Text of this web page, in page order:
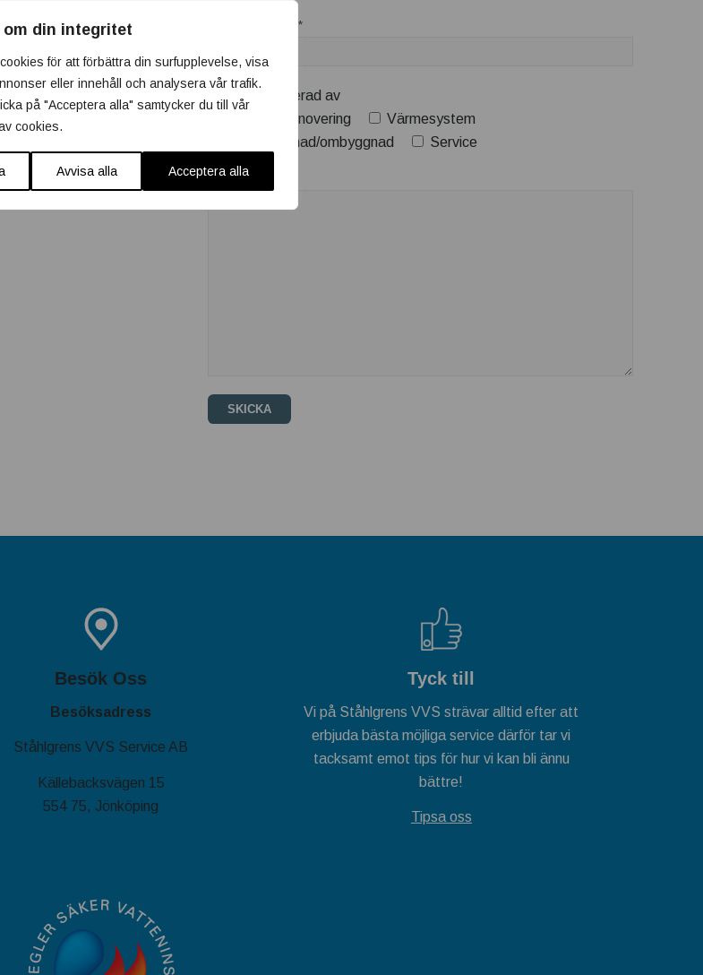
om din integritet
för att förbättra din surfupplevelse, visa
eller innehåll och analysera vår trafik.
på "Acceptera alla" samtycker du till vår
cookies.
Avvisa alla Acceptera alla
*
Jag är intresserad av
Badrumsrenovering
Värmesystem
Nybyggnad/ombyggnad
Service
Meddelande
Besök Oss
Besöksadress
Ståhlgrens VVS Service AB
Källebacksvägen 15
554 75, Jönköping
Tyck till
Vi på Ståhlgrens VVS strävar alltid efter att
erbjuda bästa möjliga service därför tar vi
tacksamt emot tips för hur vi kan bli ännu
bättre!
Tipsa oss